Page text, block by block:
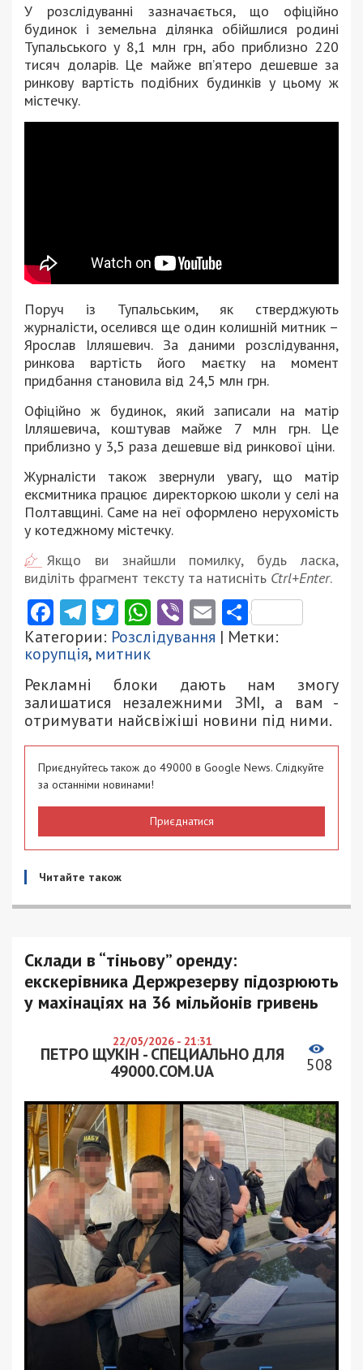
У розслідуванні зазначається, що офіційно
будинок і земельна ділянка обійшлися родині
Тупальського у 8,1 млн грн, або приблизно 220
тисяч доларів. Це майже вп’ятеро дешевше за
ринкову вартість подібних будинків у цьому ж
містечку.
Поруч із Тупальським, як стверджують
журналісти, оселився ще один колишній митник –
Ярослав Ілляшевич. За даними розслідування,
ринкова вартість його маєтку на момент
придбання становила від 24,5 млн грн.
Офіційно ж будинок, який записали на матір
Ілляшевича, коштував майже 7 млн грн. Це
приблизно у 3,5 раза дешевше від ринкової ціни.
Журналісти також звернули увагу, що матір
ексмитника працює директоркою школи у селі на
Полтавщині. Саме на неї оформлено нерухомість
у котеджному містечку.
Якщо ви знайшли помилку, будь ласка,
виділіть фрагмент тексту та натисніть Ctrl+Enter.
Facebook
Telegram
Twitter
WhatsApp
ViberEmail
Категории: Розслідування | Метки:
корупція, митник
Рекламні блоки дають нам змогу
залишатися незалежними ЗМІ, а вам -
отримувати найсвіжіші новини під ними.
Приєднуйтесь також до 49000 в Google News. Слідкуйте
за останніми новинами!
Приєднатися
Читайте також
Склади в “тіньову” оренду:
екскерівника Держрезерву підозрюють
у махінаціях на 36 мільйонів гривень
22/05/2026 - 21:31
ПЕТРО ЩУКІН - СПЕЦИАЛЬНО ДЛЯ
49000.COM.UA
508